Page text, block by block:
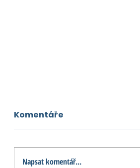
Komentáře
Napsat komentář...